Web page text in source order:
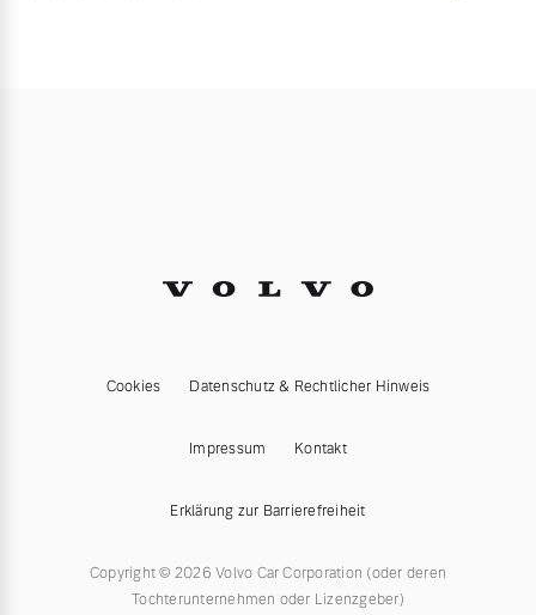
Cookies Datenschutz & Rechtlicher Hinweis
Impressum Kontakt
Erklärung zur Barrierefreiheit
Copyright © 2026 Volvo Car Corporation (oder deren
Tochterunternehmen oder Lizenzgeber)